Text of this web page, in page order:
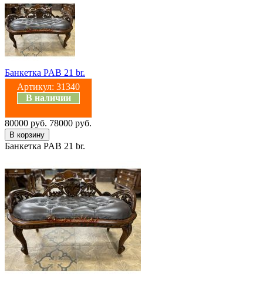
Банкетка PAB 21 br.
Артикул: 31340
В наличии
80000 руб. 78000 руб.
Банкетка PAB 21 br.